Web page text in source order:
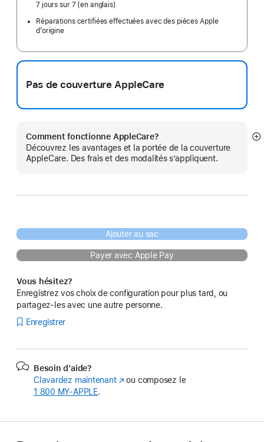
7 jours sur 7 (en anglais)
Réparations certifiées effectuées avec des pièces Apple
d’origine
Pas de couverture AppleCare
Comment fonctionne AppleCare?
Découvrez les avantages et la portée de la couverture
AppleCare. Des frais et des modalités s’appliquent.
Ajouter au sac
Payer avec Apple Pay
Vous hésitez?
Enregistrez vos choix de configuration pour plus tard, ou
partagez-les avec une autre personne.
Enregistrer
Besoin d’aide?
Clavardez maintenant(s’ouvre
ou composez le
1 800 MY‑APPLE.